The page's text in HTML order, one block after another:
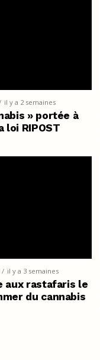
il y a 2 semaines
» portée à
loi RIPOST
il y a 3 semaines
aux rastafaris le
du cannabis